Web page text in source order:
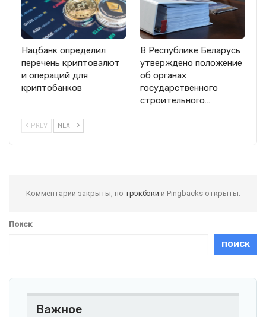
Нацбанк определил
перечень криптовалют
и операций для
криптобанков
В Республике Беларусь
утверждено положение
об органах
государственного
строительного…
PREV NEXT
Комментарии закрыты, но трэкбэки и Pingbacks открыты.
Поиск
ПОИСК
Важное